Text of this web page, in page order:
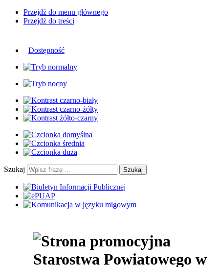
Przejdź do menu głównego
Przejdź do treści
Dostępność
Szukaj Szukaj